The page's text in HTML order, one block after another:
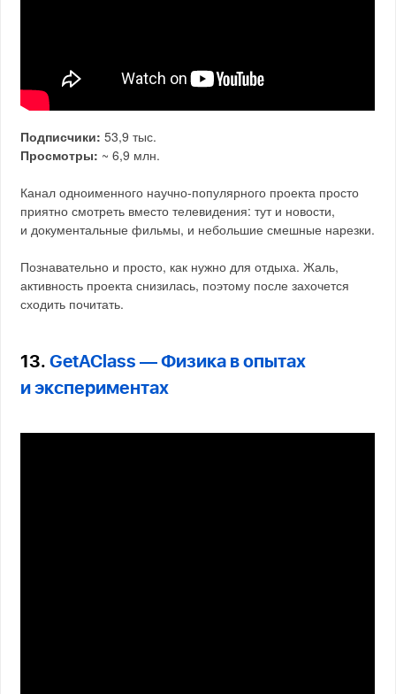
Подписчики: 53,9 тыс.
Просмотры: ~ 6,9 млн.
Канал одноименного научно-популярного проекта просто
приятно смотреть вместо телевидения: тут и новости,
и документальные фильмы, и небольшие смешные нарезки.
Познавательно и просто, как нужно для отдыха. Жаль,
активность проекта снизилась, поэтому после захочется
сходить почитать.
13.GetAClass — Физика в опытах
и экспериментах